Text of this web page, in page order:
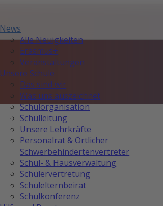
News
Alle Neuigkeiten
Erasmus+
Veranstaltungen
Unsere Schule
Das sind wir
Was uns auszeichnet
Schulorganisation
Schulleitung
Unsere Lehrkräfte
Personalrat & Örtlicher
Schwerbehindertenvertreter
Schul- & Hausverwaltung
Schülervertretung
Schulelternbeirat
Schulkonferenz